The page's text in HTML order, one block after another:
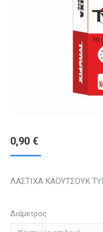
0,90 €
ΛΑΣΤΙΧΑ ΚΑΟΥΤΣΟΥΚ
Διάμετρος